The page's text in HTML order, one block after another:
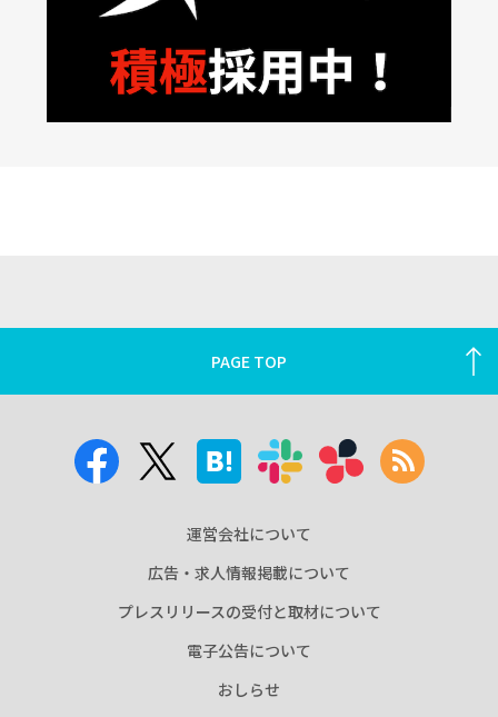
PAGE TOP
運営会社について
広告・求人情報掲載について
プレスリリースの受付と取材について
電子公告について
おしらせ